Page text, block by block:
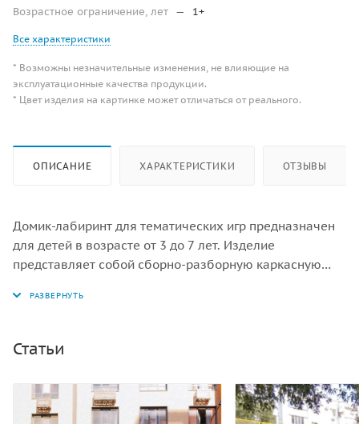
Возрастное ограничение, лет — 1+
Все характеристики
* Возможны незначительные изменения, не влияющие на
эксплуатационные качества продукции.
* Цвет изделия на картинке может отличаться от реального.
ОПИСАНИЕ ХАРАКТЕРИСТИКИ ОТЗЫВЫ
Домик-лабиринт для тематических игр предназначен
для детей в возрасте от 3 до 7 лет. Изделие
представляет собой сборно-разборную каркасную
элементов.
Статьи